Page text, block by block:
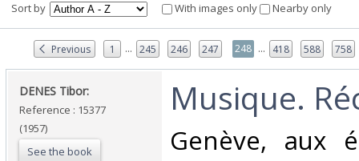
Sort by With images only Nearby only
Previous 1 ... 245 246 247 248 ... 418 588 758
‎DENES Tibor:‎
Reference : 15377
(1957)
See the book
‎Musique.
‎Genève, aux